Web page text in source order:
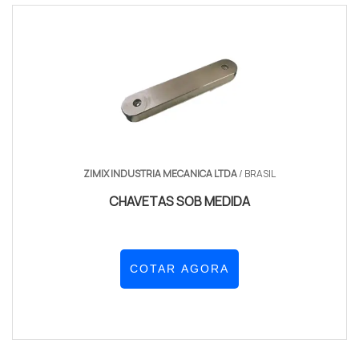
ZIMIX INDUSTRIA MECANICA LTDA/ BRASIL
CHAVETAS SOB MEDIDA
COTAR AGORA